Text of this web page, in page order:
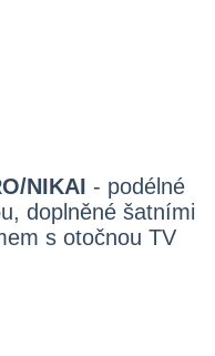
NIKAI - podélné
doplněné šatními
s otočnou TV